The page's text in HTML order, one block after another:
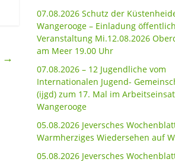
→
07.08.2026 Schutz der
Wangerooge – Einladung
Veranstaltung Mi.12.08.2026
am Meer 19.00 Uhr
07.08.2026 – 12 Jugendliche vom
Internationalen Jugend-
(ijgd) zum 17. Mal im
Wangerooge
05.08.2026 Jeversches
Warmherziges Wiedersehen auf
05.08.2026 Jeversches